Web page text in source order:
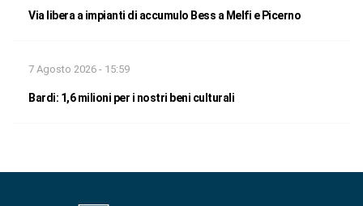
Via libera a impianti di accumulo Bess a Melfi e Picerno
7 Agosto 2026 - 15:59
Bardi: 1,6 milioni per i nostri beni culturali